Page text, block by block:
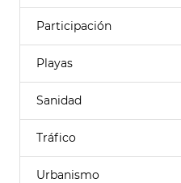
Participación
Playas
Sanidad
Tráfico
Urbanismo